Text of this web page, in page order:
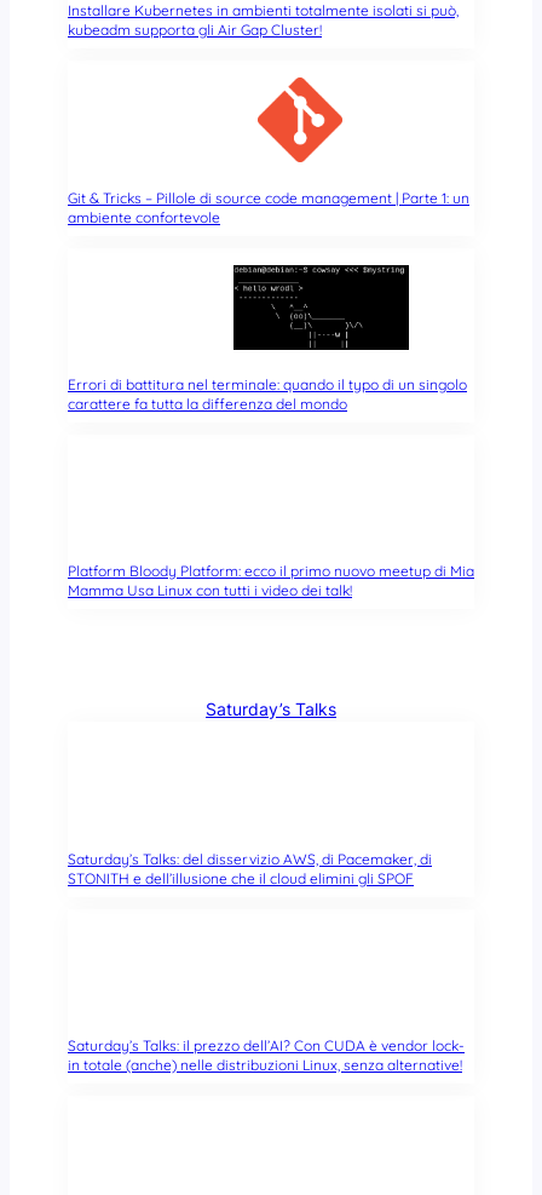
Installare Kubernetes in ambienti totalmente isolati si può,
kubeadm supporta gli Air Gap Cluster!
Git & Tricks – Pillole di source code management | Parte 1: un
ambiente confortevole
Errori di battitura nel terminale: quando il typo di un singolo
carattere fa tutta la differenza del mondo
Platform Bloody Platform: ecco il primo nuovo meetup di Mia
Mamma Usa Linux con tutti i video dei talk!
Saturday’s Talks
Saturday’s Talks: del disservizio AWS, di Pacemaker, di
STONITH e dell’illusione che il cloud elimini gli SPOF
Saturday’s Talks: il prezzo dell’AI? Con CUDA è vendor lock-
in totale (anche) nelle distribuzioni Linux, senza alternative!